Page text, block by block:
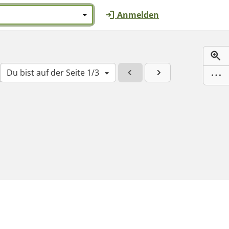
Anmelden
Du bist auf der Seite 1/3